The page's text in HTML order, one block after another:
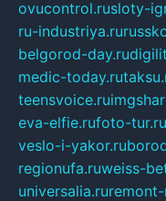
ovucontrol.rusloty-
ru-industriya.ru
belgorod-day.ru
medic-today.ru
teensvoice.ru
eva-elfie.rufoto-tur.ru
veslo-i-yakor.ru
regionufa.ruweiss-
universalia.ru